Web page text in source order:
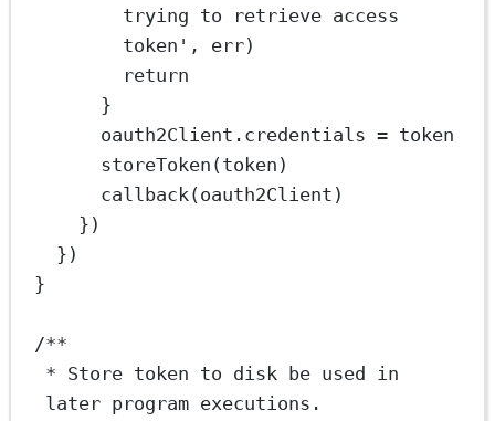
trying to retrieve access
token' , err)
return
}
oauth2Client.credentials = token
storeToken (token)
callback(oauth2Client)
})
})
}
/**
* Store token to disk be used in
later program executions.